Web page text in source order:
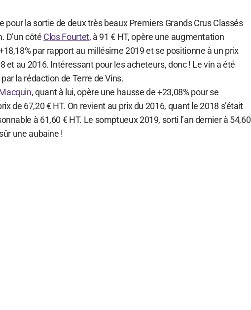
pour la sortie de deux très beaux Premiers Grands Crus Classés
D’un côté Clos Fourtet, à 91 € HT, opère une augmentation
par rapport au millésime 2019 et se positionne à un prix
et au 2016. Intéressant pour les acheteurs, donc ! Le vin a été
la rédaction de Terre de Vins.
, quant à lui, opère une hausse de +23,08% pour se
de 67,20 € HT. On revient au prix du 2016, quant le 2018 s’était
à 61,60 € HT. Le somptueux 2019, sorti l’an dernier à 54,60
une aubaine !